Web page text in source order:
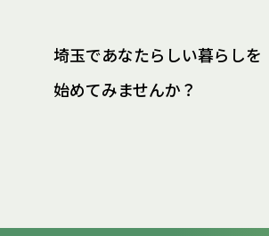
埼玉であなたらしい暮らしを
始めてみませんか？